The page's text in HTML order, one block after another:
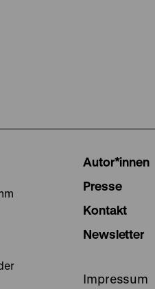
Autor*innen
Presse
Kontakt
Newsletter
Impressum